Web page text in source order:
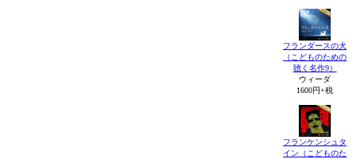
フランダースの犬
（こどものための
聴く名作9）
ウィーダ
1600円+税
フランケンシュタ
イン（こどものた